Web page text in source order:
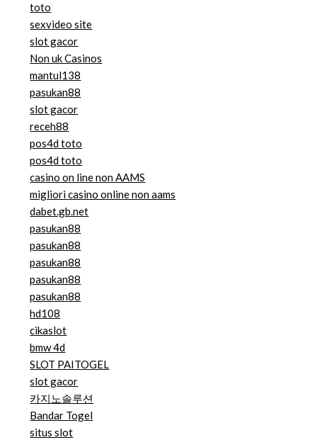
toto
sexvideo site
slot gacor
Non uk Casinos
mantul138
pasukan88
slot gacor
receh88
pos4d toto
pos4d toto
casino on line non AAMS
migliori casino online non aams
dabet.gb.net
pasukan88
pasukan88
pasukan88
pasukan88
pasukan88
hd108
cikaslot
bmw 4d
SLOT PAITOGEL
slot gacor
카지노솔루션
Bandar Togel
situs slot